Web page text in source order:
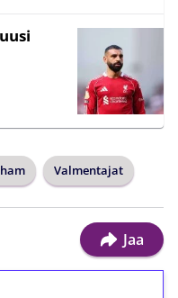
Valmentajat
Jaa